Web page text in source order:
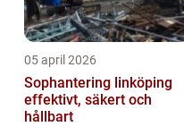
05 april 2026
Sophantering linköping
effektivt, säkert och
hållbart